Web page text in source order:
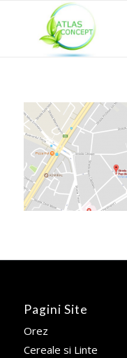
Pagini Site
Orez
Cereale si Linte